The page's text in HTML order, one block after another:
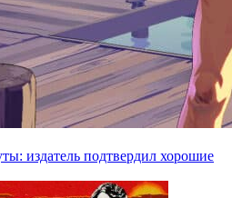
издатель подтвердил хорошие